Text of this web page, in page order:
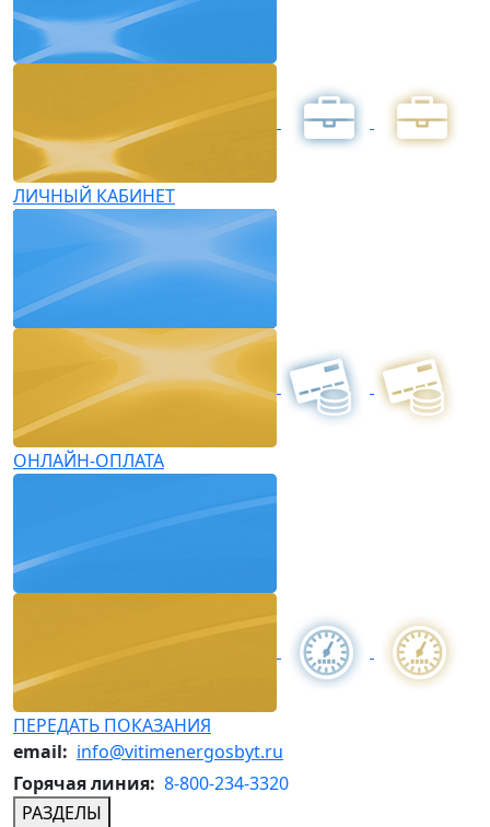
ЛИЧНЫЙ КАБИНЕТ
ОНЛАЙН-ОПЛАТА
ПЕРЕДАТЬ ПОКАЗАНИЯ
email: info@vitimenergosbyt.ru
Горячая линия: 8-800-234-3320
РАЗДЕЛЫ